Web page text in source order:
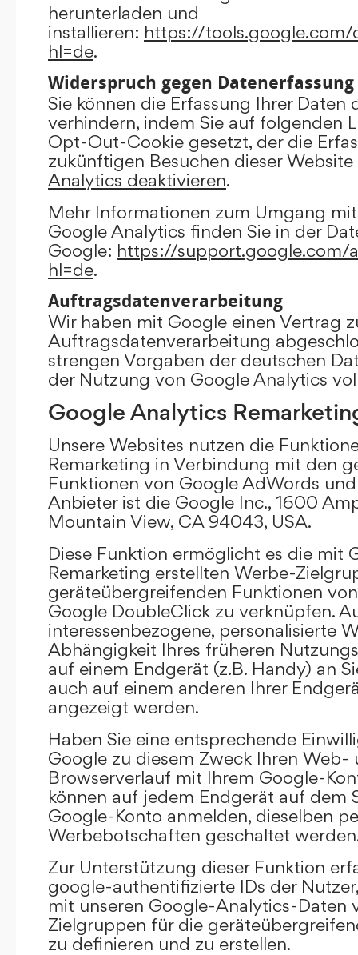
herunterladen und
installieren: https://
hl=de.
Widerspruch gegen Datenerfassung
Sie können die Erfassung Ihrer
verhindern, indem Sie auf folgenden
Opt-Out-Cookie gesetzt, der die
zukünftigen Besuchen dieser
Analytics deaktivieren.
Mehr Informationen zum Umgang
Google Analytics finden Sie in der
Google: https://support.google.com/
hl=de.
Auftragsdatenverarbeitung
Wir haben mit Google einen Vertrag
Auftragsdatenverarbeitung
strengen Vorgaben der deutschen
der Nutzung von Google Analytics
Google Analytics
Unsere Websites nutzen die
Remarketing in Verbindung mit den
Funktionen von Google AdWords
Anbieter ist die Google Inc., 1600
Mountain View, CA 94043, USA.
Diese Funktion ermöglicht es die mit
Remarketing erstellten Werbe-
geräteübergreifenden Funktionen
Google DoubleClick zu verknüpfen.
interessenbezogene, personalisierte
Abhängigkeit Ihres früheren
auf einem Endgerät (z.B. Handy) an
auch auf einem anderen Ihrer
angezeigt werden.
Haben Sie eine entsprechende
Google zu diesem Zweck Ihren
Browserverlauf mit Ihrem Google-
können auf jedem Endgerät auf dem
Google-Konto anmelden, dieselben
Werbebotschaften geschaltet
Zur Unterstützung dieser Funktion
google-authentifizierte IDs der
mit unseren Google-Analytics-Daten
Zielgruppen für die
zu definieren und zu erstellen.